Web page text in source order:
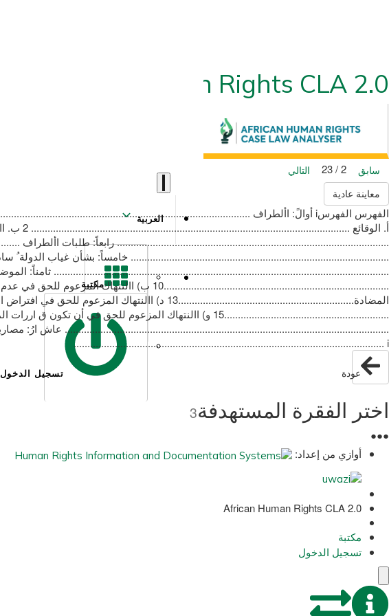
African Human Rights CLA 2.0
العربية
مكتبة
تسجيل الدخول
سابق
التالي
معاينة عادية
.................................................................................................................‬‬ ‫‪i‬‬
عودة
اختر الفقرة المستهدفة3
●
●
●
أوازي من إعداد:
African Human Rights CLA 2.0
مكتبة
تسجيل الدخول